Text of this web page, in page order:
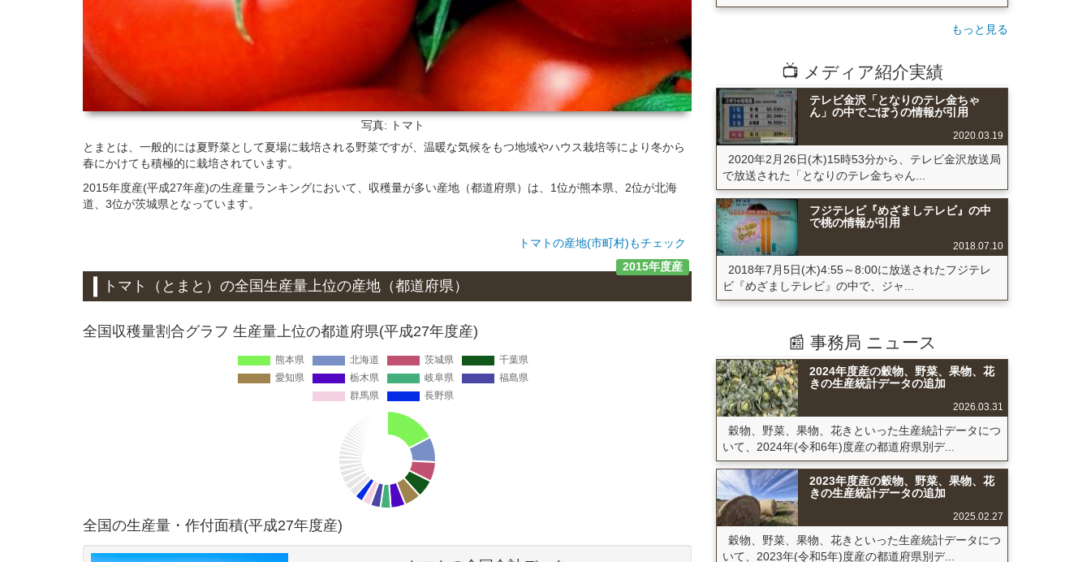
写真: トマト
とまとは、一般的には夏野菜として夏場に栽培される野菜ですが、温暖な気候をもつ地域やハウス栽培等により冬から
春にかけても積極的に栽培されています。
2015年度産(平成27年産)の生産量ランキングにおいて、収穫量が多い産地（都道府県）は、1位が熊本県、2位が北海
道、3位が茨城県となっています。
トマトの産地(市町村)もチェック
2015年度産
トマト（とまと）の全国生産量上位の産地 （都道府県）
全国収穫量割合グラフ 生産量上位の都道府県(平成27年度産)
全国の生産量・作付面積(平成27年度産)
もっと見る
📺 メディア紹介実績
テレビ金沢「となりのテレ金ちゃ
ん」の中でごぼうの情報が引用
2020.03.19
2020年2月26日(木)15時53分から、テレビ金沢放送局
で放送された「となりのテレ金ちゃん...
フジテレビ『めざましテレビ』の中
で桃の情報が引用
2018.07.10
2018年7月5日(木)4:55～8:00に放送されたフジテレ
ビ『めざましテレビ』の中で、ジャ...
📰 事務局 ニュース
2024年度産の穀物、野菜、果物、花
きの生産統計データの追加
2026.03.31
穀物、野菜、果物、花きといった生産統計データにつ
いて、2024年(令和6年)度産の都道府県別デ...
2023年度産の穀物、野菜、果物、花
きの生産統計データの追加
2025.02.27
穀物、野菜、果物、花きといった生産統計データにつ
いて、2023年(令和5年)度産の都道府県別デ...